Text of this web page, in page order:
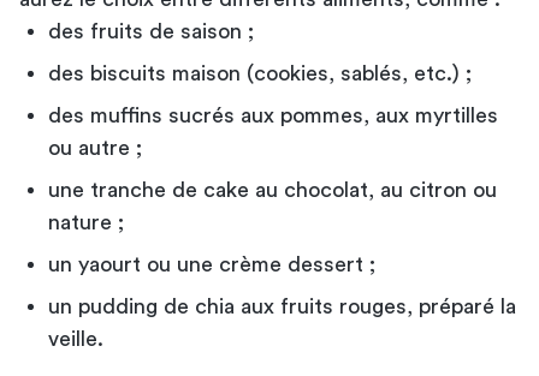
des fruits de saison ;
des biscuits maison (cookies, sablés, etc.) ;
des muffins sucrés aux pommes, aux myrtilles
ou autre ;
une tranche de cake au chocolat, au citron ou
nature ;
un yaourt ou une crème dessert ;
un pudding de chia aux fruits rouges, préparé la
veille.